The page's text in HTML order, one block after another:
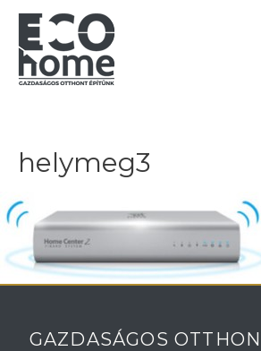
helymeg3
GAZDASÁGOS